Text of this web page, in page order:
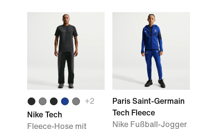
+2
Nike Tech
Fleece-Hose mit
Paris Saint-Germain
Tech Fleece
Nike Fußball-Jogger